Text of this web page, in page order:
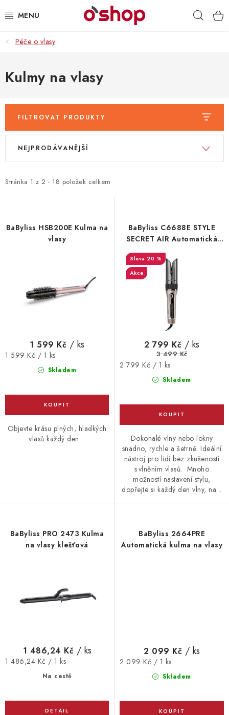
na
OSOBNÍ PÉČE
POTRAVINY
ZACHRAŇTE PRODUKTY
ZNAČKY
Podmínky ochrany osobních údajů
Servis a reklamace
Vrácení zboží
Péče o vlasy
Kulmy na vlasy
FILTROVAT PRODUKTY
V
i
r
Stránka 1 z 2 - 18 položek celkem
Ř
e
p
NEJPRODÁVANĚJŠÍ
BaByliss HSB200E Kulma na
vlasy
Skladem
1 599 Kč / ks
Měrná
1 599 Kč / 1 ks
Objevte krásu plných, hladkých
vlasů každý den.
BaByliss C6688E STYLE
SECRET AIR Automatická
kulma na vlasy
20 %
Akce
Skladem
2 799 Kč / ks
3 499 Kč
Měrná
2 799 Kč / 1 ks
Dokonalé vlny nebo lokny
snadno, rychle a šetrně. Ideální
nástroj pro lidi bez zkušeností
s vlněním vlasů. Mnoho
možností nastavení stylu,
dopřejte si každý den vlny, na...
BaByliss PRO 2473 Kulma
na vlasy klešťová
Na cestě
1 486,24 Kč / ks
Měrná
1 486,24 Kč / 1 ks
BaByliss 2664PRE
Automatická kulma na vlasy
Skladem
2 099 Kč / ks
Měrná
2 099 Kč / 1 ks